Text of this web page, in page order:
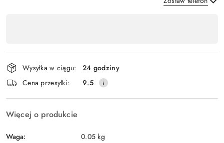
płatność
i
dostawa
Wysyłka w ciągu:
24 godziny
Cena przesyłki:
9.5
Więcej o produkcie
Waga: 0.05 kg